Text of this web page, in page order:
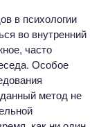
в психологии
во внутренний
часто
Особое
метод не